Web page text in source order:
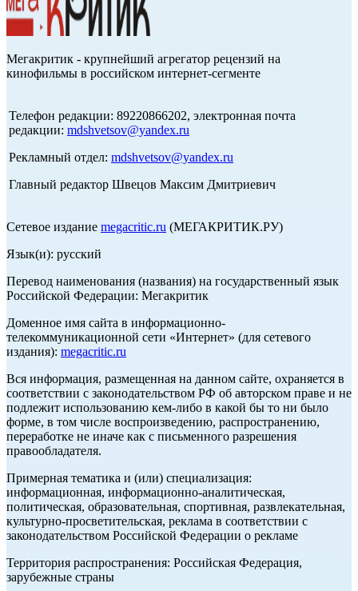
Мегакритик - крупнейший агрегатор рецензий на
кинофильмы в российском интернет-сегменте
Телефон редакции: 89220866202, электронная почта
редакции: mdshvetsov@yandex.ru
Рекламный отдел: mdshvetsov@yandex.ru
Главный редактор Швецов Максим Дмитриевич
Сетевое издание megacritic.ru (МЕГАКРИТИК.РУ)
Язык(и): русский
Перевод наименования (названия) на государственный язык
Российской Федерации: Мегакритик
Доменное имя сайта в информационно-
телекоммуникационной сети «Интернет» (для сетевого
издания): megacritic.ru
Вся информация, размещенная на данном сайте, охраняется в
соответствии с законодательством РФ об авторском праве и не
подлежит использованию кем-либо в какой бы то ни было
форме, в том числе воспроизведению, распространению,
переработке не иначе как с письменного разрешения
правообладателя.
Примерная тематика и (или) специализация:
информационная, информационно-аналитическая,
политическая, образовательная, спортивная, развлекательная,
культурно-просветительская, реклама в соответствии с
законодательством Российской Федерации о рекламе
Территория распространения: Российская Федерация,
зарубежные страны